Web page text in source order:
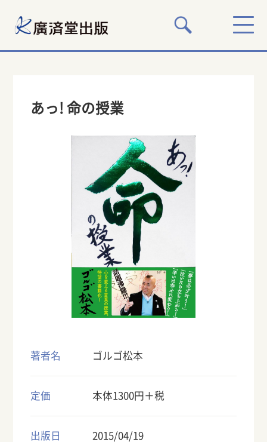
あっ! 命の授業
著者名 ゴルゴ松本
定価 本体1300円＋税
出版日 2015/04/19